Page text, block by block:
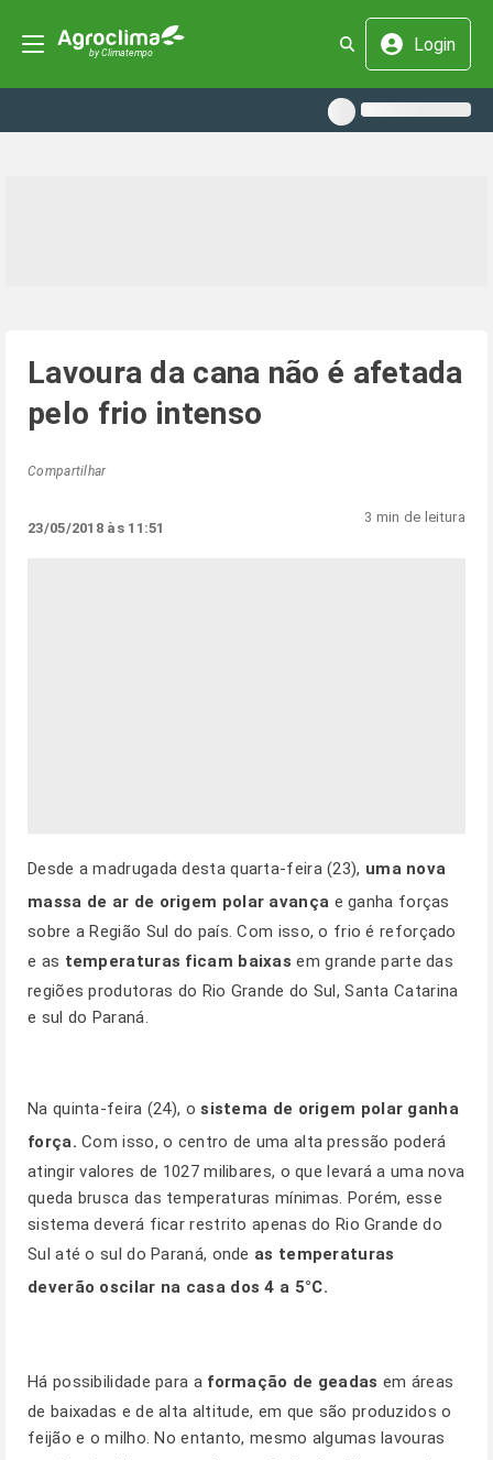
Login
Lavoura da cana não é afetada
pelo frio intenso
Compartilhar
23/05/2018 às 11:51
3 min de leitura
Desde a madrugada desta quarta-feira (23), uma nova
massa de ar de origem polar avança e ganha forças
sobre a Região Sul do país. Com isso, o frio é reforçado
e as temperaturas ficam baixas em grande parte das
regiões produtoras do Rio Grande do Sul, Santa Catarina
e sul do Paraná.
Na quinta-feira (24), osistema de origem polar ganha
força. Com isso, o centro de uma alta pressão poderá
atingir valores de 1027 milibares, o que levará a uma nova
queda brusca das temperaturas mínimas. Porém, esse
sistema deverá ficar restrito apenas do Rio Grande do
Sul até o sul do Paraná, onde as temperaturas
deverão oscilar na casa dos 4 a 5°C.
Há possibilidade para aformação de geadas em áreas
de baixadas e de alta altitude, em que são produzidos o
feijão e o milho. No entanto, mesmo algumas lavouras